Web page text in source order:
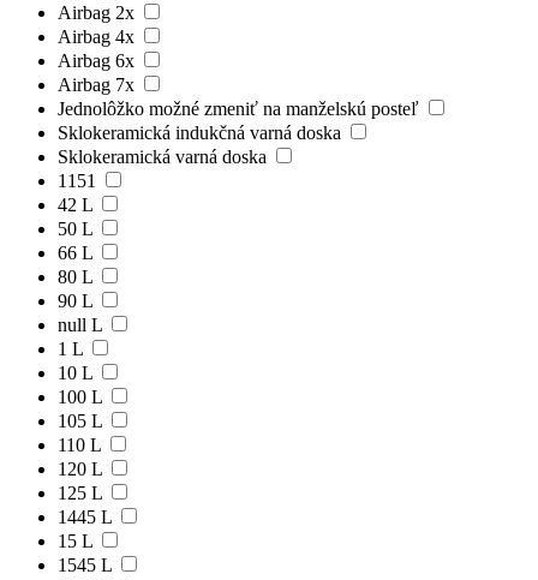
Airbag 2x
Airbag 4x
Airbag 6x
Airbag 7x
Jednolôžko možné zmeniť na manželskú posteľ
Sklokeramická indukčná varná doska
Sklokeramická varná doska
1151
42 L
50 L
66 L
80 L
90 L
null L
1 L
10 L
100 L
105 L
110 L
120 L
125 L
1445 L
15 L
1545 L